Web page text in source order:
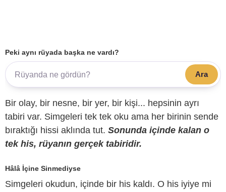
Peki aynı rüyada başka ne vardı?
Ara
Bir olay, bir nesne, bir yer, bir kişi... hepsinin ayrı
tabiri var. Simgeleri tek tek oku ama her birinin sende
bıraktığı hissi aklında tut. Sonunda içinde kalan o
tek his, rüyanın gerçek tabiridir.
Hâlâ İçine Sinmediyse
Simgeleri okudun, içinde bir his kaldı. O his iyiye mi